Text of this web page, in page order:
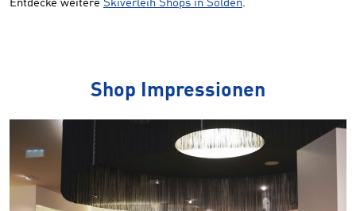
Entdecke weitere Skiverleih Shops in Sölden.
Shop Impressionen